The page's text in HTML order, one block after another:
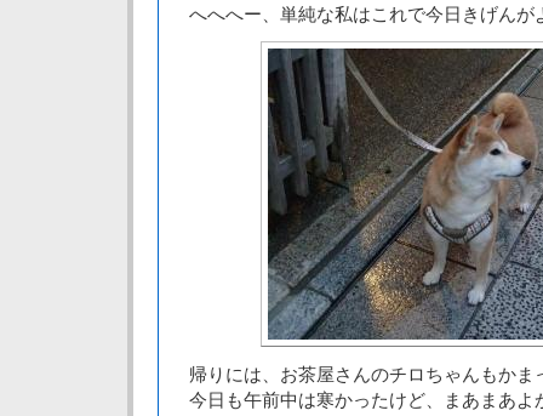
へへへー、単純な私はこれで今日きげんが
帰りには、お茶屋さんのチロちゃんもかま
今日も午前中は寒かったけど、まあまあよ